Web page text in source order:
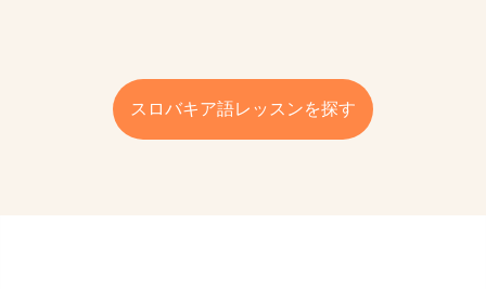
スロバキア語レッスンを探す